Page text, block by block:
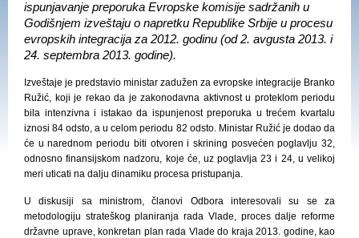
ispunjavanje preporuka Evropske komisije sadržanih u
Godišnjem izveštaju o napretku Republike Srbije u procesu
evropskih integracija za 2012. godinu (od 2. avgusta 2013. i
24. septembra 2013. godine).
Izveštaje je predstavio ministar zadužen za evropske integracije Branko
Ružić, koji je rekao da je zakonodavna aktivnost u proteklom periodu
bila intenzivna i istakao da ispunjenost preporuka u trećem kvartalu
iznosi 84 odsto, a u celom periodu 82 odsto. Ministar Ružić je dodao da
će u narednom periodu biti otvoren i skrining posvećen poglavlju 32,
odnosno finansijskom nadzoru, koje će, uz poglavlja 23 i 24, u velikoj
meri uticati na dalju dinamiku procesa pristupanja.
U diskusiji sa ministrom, članovi Odbora interesovali su se za
metodologiju strateškog planiranja rada Vlade, proces dalje reforme
državne uprave, konkretan plan rada Vlade do kraja 2013. godine, kao